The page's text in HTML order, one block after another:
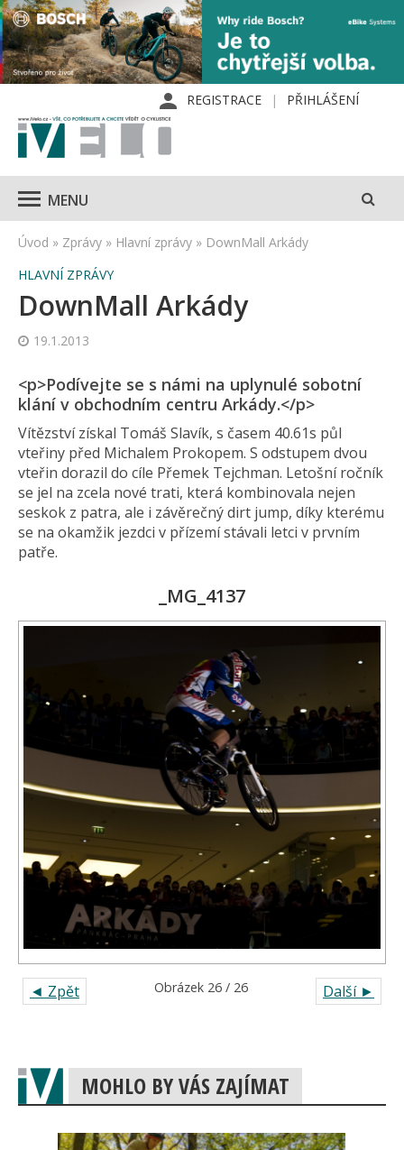
REGISTRACE PŘIHLÁŠENÍ
MENU
Úvod » Zprávy » Hlavní zprávy » DownMall Arkády
HLAVNÍ ZPRÁVY
DownMall Arkády
19.1.2013
<p>Podívejte se s námi na uplynulé sobotní
klání v obchodním centru Arkády.</p>
Vítězství získal Tomáš Slavík, s časem 40.61s půl
vteřiny před Michalem Prokopem. S odstupem dvou
vteřin dorazil do cíle Přemek Tejchman. Letošní ročník
se jel na zcela nové trati, která kombinovala nejen
seskok z patra, ale i závěrečný dirt jump, díky kterému
se na okamžik jezdci v přízemí stávali letci v prvním
patře.
_MG_4137
◄ Zpět Další ►
Obrázek 26 / 26
MOHLO BY VÁS ZAJÍMAT